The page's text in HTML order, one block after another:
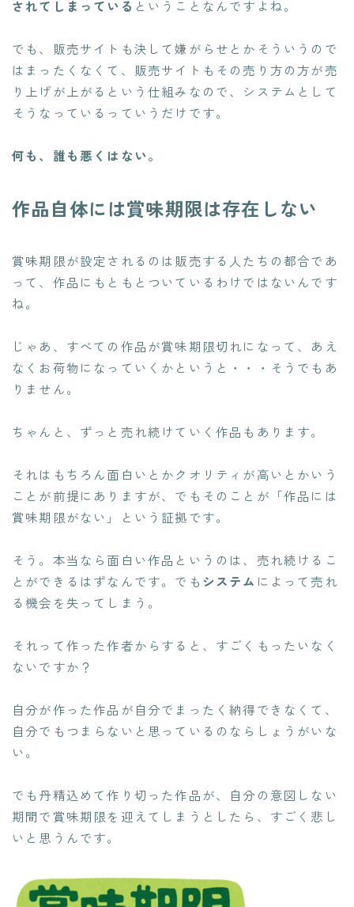
されてしまっている ということなんですよね。
でも、販売サイトも決して嫌がらせとかそういうので
はまったくなくて、販売サイトもその売り方の方が売
り上げが上がるという仕組みなので、システムとして
そうなっているっていうだけです。
何も、誰も悪くはない。
作品自体には賞味期限は存在しない
賞味期限が設定されるのは販売する人たちの都合であ
って、作品にもともとついているわけではないんです
ね。
じゃあ、すべての作品が賞味期限切れになって、あえ
なくお荷物になっていくかというと・・・そうでもあ
りません。
ちゃんと、ずっと売れ続けていく作品もあります。
それはもちろん面白いとかクオリティが高いとかいう
ことが前提にありますが、でもそのことが「作品には
賞味期限がない」という証拠です。
そう。本当なら 面白い作品というのは、売れ続けるこ
とができる はずなんです。でも システム によって売れ
る機会を失ってしまう。
それって作った作者からすると、すごくもったいなく
ないですか？
自分が作った作品が自分でまったく納得できなくて、
自分でもつまらないと思っているのならしょうがいな
い。
でも丹精込めて作り切った作品が、自分の意図しない
期間で賞味期限を迎えてしまうとしたら、すごく悲し
いと思うんです。